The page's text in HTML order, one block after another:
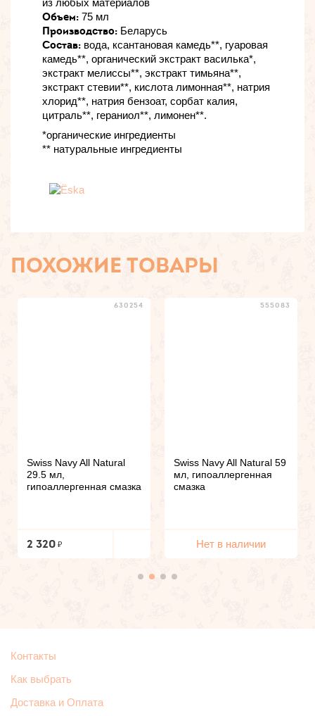
из любых материалов
Объем: 75 мл
Производство: Беларусь
Состав: вода, ксантановая камедь**, гуаровая
камедь**, органический экстракт василька*,
экстракт мелиссы**, экстракт тимьяна**,
экстракт стевии**, кислота лимонная**, натрия
хлорид**, натрия бензоат, cорбат калия,
цитраль**, гераниол**, лимонен**.
*органические ингредиенты
** натуральные ингредиенты
ПОХОЖИЕ ТОВАРЫ
630254
Swiss Navy All Natural
29.5 мл,
гипоаллергенная смазка
2 320
555083
Swiss Navy All Natural 59
мл, гипоаллергенная
смазка
Нет в наличии
Контакты
Как выбрать
Доставка и Оплата